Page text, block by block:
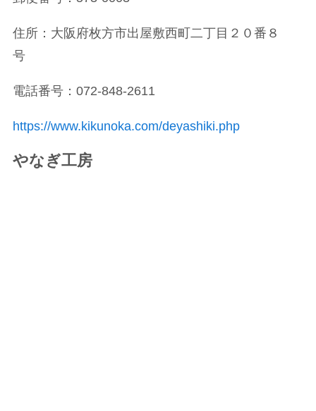
住所：大阪府枚方市出屋敷西町二丁目２０番８
号
電話番号：072-848-2611
https://www.kikunoka.com/deyashiki.php
やなぎ工房